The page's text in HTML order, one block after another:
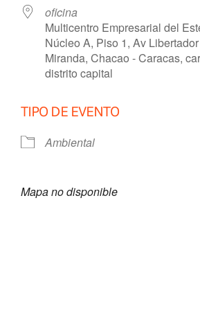
oficina
Multicentro Empresarial del
Núcleo A, Piso 1, Av
Miranda, Chacao - Caracas,
distrito capital
TIPO DE EVENTO
Ambiental
Mapa no disponible